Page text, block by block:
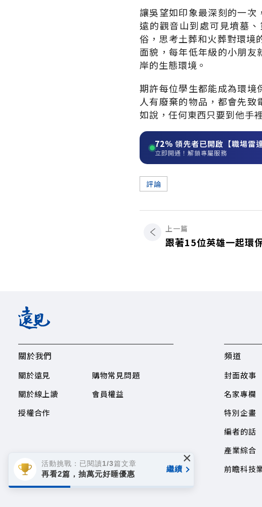
讓吳望如印象最深刻的一次
遠的觀音山到處可見墳墓
俗，思考土葬和火葬對環境
面貌，每年低年級的小朋
岸的生態環境。
期許每位學生都能成為環境
人有廢棄的物品，都會先
如說，任何東西只要到他手
72% 領先者已開啟【職場雷達
立即開通！解鎖專屬服務
評論
上一篇
跟著15位英雄一起環
關於我們
關於遠見
關於線上讀
授權合作
購物常見問題
會員權益
頻道
封面故事
名家專欄
特別企畫
編者的話
產業綜合
前瞻科技
活動挑戰：已閱讀1/3篇文章
再看2篇，抽萬元好睡優惠
繼續
×